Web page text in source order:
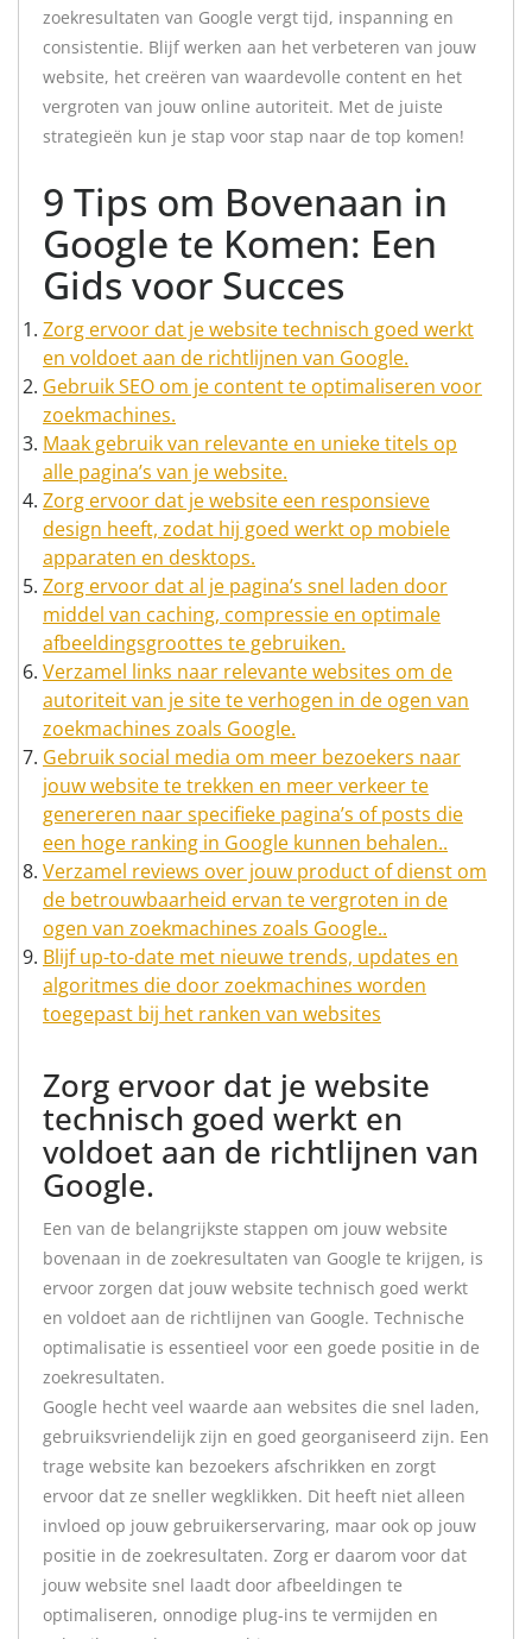
zoekresultaten van Google vergt tijd, inspanning en
consistentie. Blijf werken aan het verbeteren van jouw
website, het creëren van waardevolle content en het
vergroten van jouw online autoriteit. Met de juiste
strategieën kun je stap voor stap naar de top komen!
9 Tips om Bovenaan in
Google te Komen: Een
Gids voor Succes
Zorg ervoor dat je website technisch goed werkt
en voldoet aan de richtlijnen van Google.
Gebruik SEO om je content te optimaliseren voor
zoekmachines.
Maak gebruik van relevante en unieke titels op
alle pagina’s van je website.
Zorg ervoor dat je website een responsieve
design heeft, zodat hij goed werkt op mobiele
apparaten en desktops.
Zorg ervoor dat al je pagina’s snel laden door
middel van caching, compressie en optimale
afbeeldingsgroottes te gebruiken.
Verzamel links naar relevante websites om de
autoriteit van je site te verhogen in de ogen van
zoekmachines zoals Google.
Gebruik social media om meer bezoekers naar
jouw website te trekken en meer verkeer te
genereren naar specifieke pagina’s of posts die
een hoge ranking in Google kunnen behalen..
Verzamel reviews over jouw product of dienst om
de betrouwbaarheid ervan te vergroten in de
ogen van zoekmachines zoals Google..
Blijf up-to-date met nieuwe trends, updates en
algoritmes die door zoekmachines worden
toegepast bij het ranken van websites
Zorg ervoor dat je website
technisch goed werkt en
voldoet aan de richtlijnen van
Google.
Een van de belangrijkste stappen om jouw website
bovenaan in de zoekresultaten van Google te krijgen, is
ervoor zorgen dat jouw website technisch goed werkt
en voldoet aan de richtlijnen van Google. Technische
optimalisatie is essentieel voor een goede positie in de
zoekresultaten.
Google hecht veel waarde aan websites die snel laden,
gebruiksvriendelijk zijn en goed georganiseerd zijn. Een
trage website kan bezoekers afschrikken en zorgt
ervoor dat ze sneller wegklikken. Dit heeft niet alleen
invloed op jouw gebruikerservaring, maar ook op jouw
positie in de zoekresultaten. Zorg er daarom voor dat
jouw website snel laadt door afbeeldingen te
optimaliseren, onnodige plug-ins te vermijden en